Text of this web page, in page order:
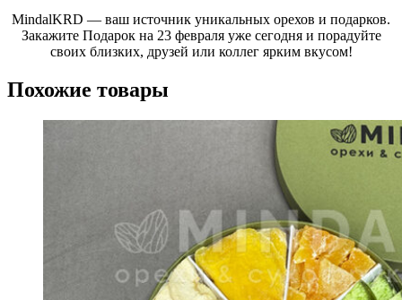
MindalKRD — ваш источник уникальных орехов и подарков.
Закажите Подарок на 23 февраля уже сегодня и порадуйте
своих близких, друзей или коллег ярким вкусом!
Похожие товары